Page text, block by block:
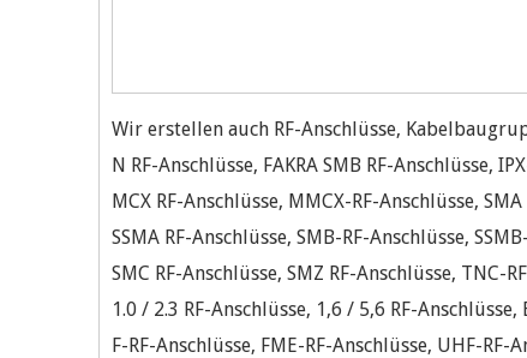
Wir erstellen auch RF-Anschlüsse,
N RF-Anschlüsse, FAKRA SMB RF-Anschlüsse,
MCX RF-Anschlüsse, MMCX-RF-Anschlüsse,
SSMA RF-Anschlüsse, SMB-RF-Anschlüsse,
SMC RF-Anschlüsse, SMZ RF-Anschlüsse, TNC-
1.0 / 2.3 RF-Anschlüsse, 1,6 / 5,6 RF-Anschlüsse,
F-RF-Anschlüsse, FME-RF-Anschlüsse, UHF-